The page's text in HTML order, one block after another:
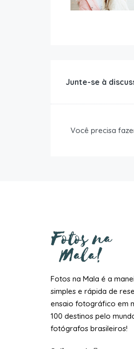
Junte-se à
Você precisa
Fotos na Mala é a
simples e rápida de
ensaio fotográfico em
100 destinos pelo
fotógrafos brasileiros!